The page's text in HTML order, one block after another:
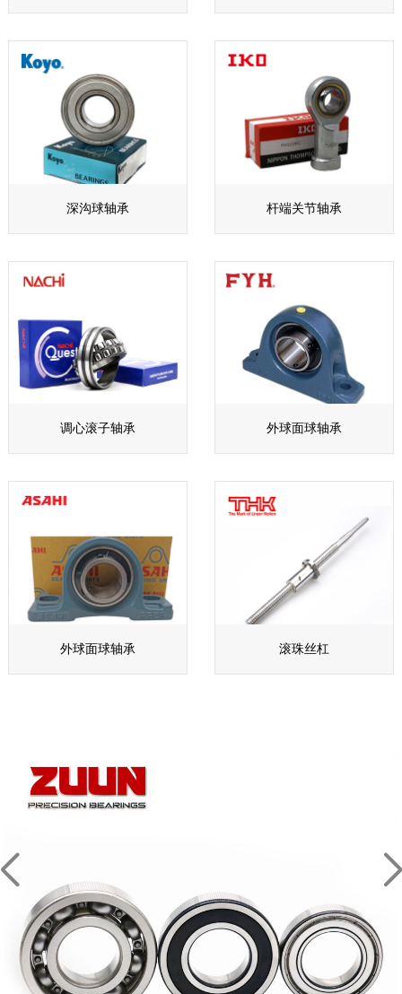
深沟球轴承 杆端关节轴承
调心滚子轴承 外球面球轴承
外球面球轴承 滚珠丝杠